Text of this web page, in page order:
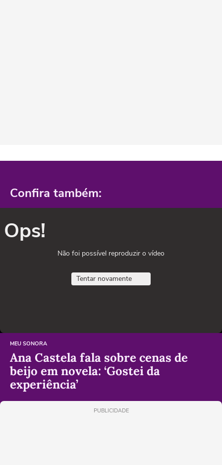
Confira também:
Ops!
Não foi possível reproduzir o vídeo
Tentar novamente
MEU SONORA
Ana Castela fala sobre cenas de
beijo em novela: ‘Gostei da
experiência’
PUBLICIDADE